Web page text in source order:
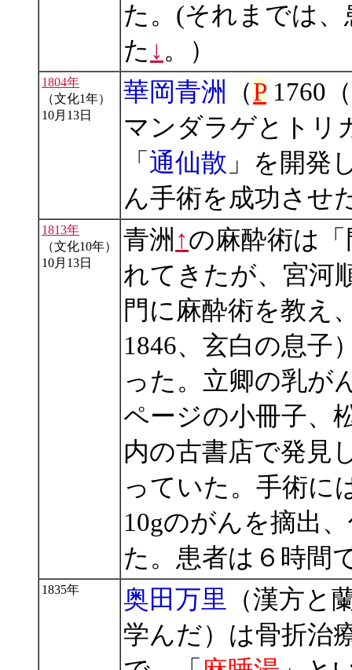
た。(それまでは
た ↓。）
1804年
（文化1年）
10月13日
華岡青洲 （P 1760
マンダラゲとトリ
「 通仙散 」を開発
ん手術を成功さ
1813年
（文化10年）
10月13日
青洲 ↑の麻酔術は
れてきたが、宮河
門に麻酔術を教え
1846、玄白の息子
った。立卿の乳が
ページの小冊子、
内の古書店で発見
っていた。手術に
10gのがんを摘出
た。患者は６時間
1835年 奥田万里
（漢方と
学んだ）は骨折治